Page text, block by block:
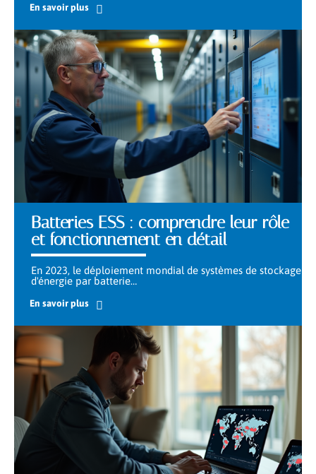
En savoir plus
Batteries ESS : comprendre leur rôle
et fonctionnement en détail
En 2023, le déploiement mondial de systèmes de stockage
d'énergie par batterie…
En savoir plus